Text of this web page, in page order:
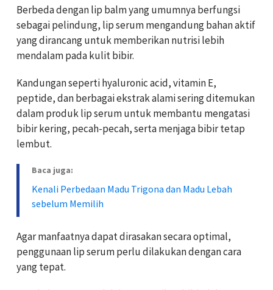
Berbeda dengan lip balm yang umumnya berfungsi
sebagai pelindung, lip serum mengandung bahan aktif
yang dirancang untuk memberikan nutrisi lebih
mendalam pada kulit bibir.
Kandungan seperti hyaluronic acid, vitamin E,
peptide, dan berbagai ekstrak alami sering ditemukan
dalam produk lip serum untuk membantu mengatasi
bibir kering, pecah-pecah, serta menjaga bibir tetap
lembut.
Baca juga:
Kenali Perbedaan Madu Trigona dan Madu Lebah
sebelum Memilih
Agar manfaatnya dapat dirasakan secara optimal,
penggunaan lip serum perlu dilakukan dengan cara
yang tepat.